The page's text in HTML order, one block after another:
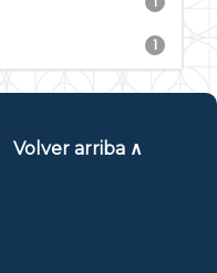
1
Volver arriba ∧